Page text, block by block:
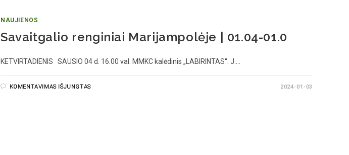
NAUJIENOS
Savaitgalio renginiai Marijampolėje | 01.04-01.0
KETVIRTADIENIS SAUSIO 04 d. 16.00 val. MMKC kalėdinis „LABIRINTAS“. J.…
KOMENTAVIMAS IŠJUNGTAS 2024-01-03